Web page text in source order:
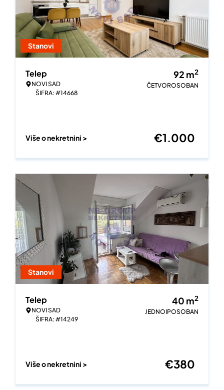
Stanovi
Telep
NOVI SAD
ŠIFRA: #14668
92 m2
ČETVOROSOBAN
Više o nekretnini > €1.000
Stanovi
Telep
NOVI SAD
ŠIFRA: #14249
40 m2
JEDNOIPOSOBAN
Više o nekretnini > €380